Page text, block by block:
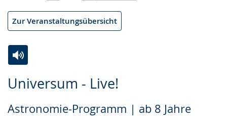
Zur Veranstaltungsübersicht
Universum - Live!
Astronomie-Programm | ab 8 Jahre
Leichten
wechseln.
Audio-
Video
Deutscher